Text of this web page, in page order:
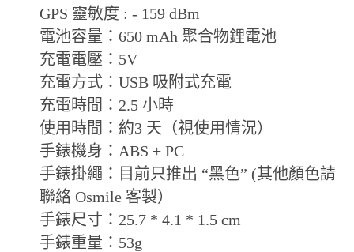
GPS 靈敏度 : - 159 dBm
電池容量： 650 mAh 聚合物鋰電池
充電電壓： 5V
充電方式： USB 吸附式充電
充電時間： 2.5 小時
使用時間：約3 天（視使用情況）
手錶機身： ABS + PC
手錶掛繩：目前只推出 “黑色” (其他顏色請
聯絡 Osmile 客製）
手錶尺寸： 25.7 * 4.1 * 1.5 cm
手錶重量： 53g